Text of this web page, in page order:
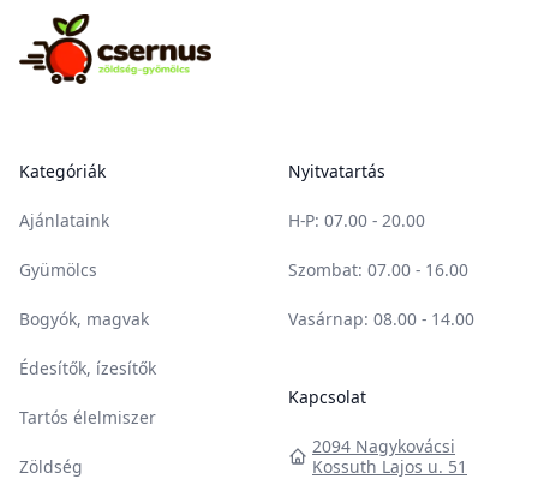
Csernus Zöldség-gyümölcs
Kategóriák
Ajánlataink
Gyümölcs
Bogyók, magvak
Édesítők, ízesítők
Tartós élelmiszer
Zöldség
Nyitvatartás
H-P: 07.00 - 20.00
Szombat: 07.00 - 16.00
Vasárnap: 08.00 - 14.00
Kapcsolat
2094 Nagykovácsi
Kossuth Lajos u. 51